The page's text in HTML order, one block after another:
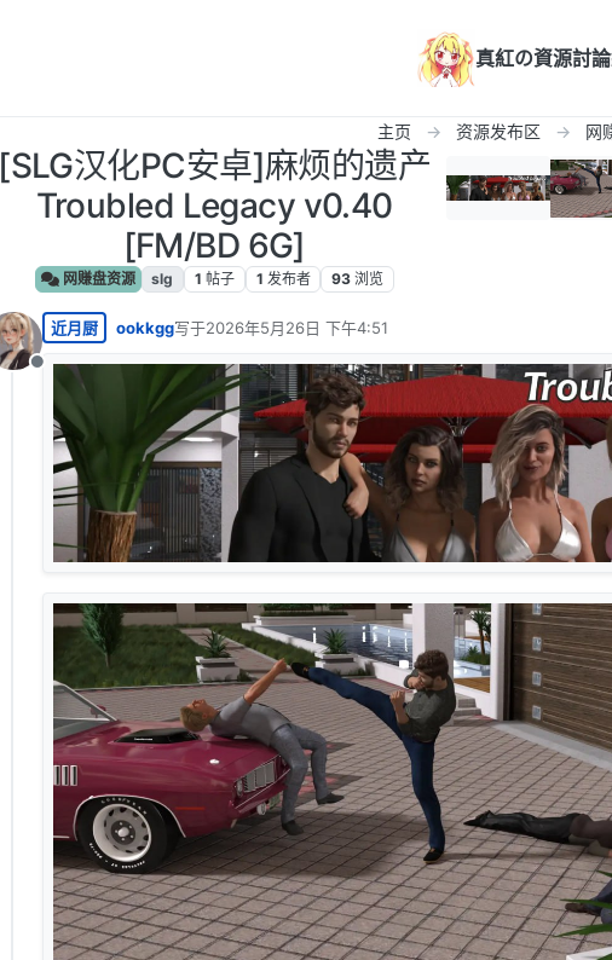
真紅の資源討
主页 资源发布区 网
[SLG汉化PC安卓]麻烦的遗产
Troubled Legacy v0.40
[FM/BD 6G]
网赚盘资源 slg 1 帖子 1 发布者 93 浏览
离线
近月厨 ookkgg写于2026年5月26日 下午4:51
最后由 编辑